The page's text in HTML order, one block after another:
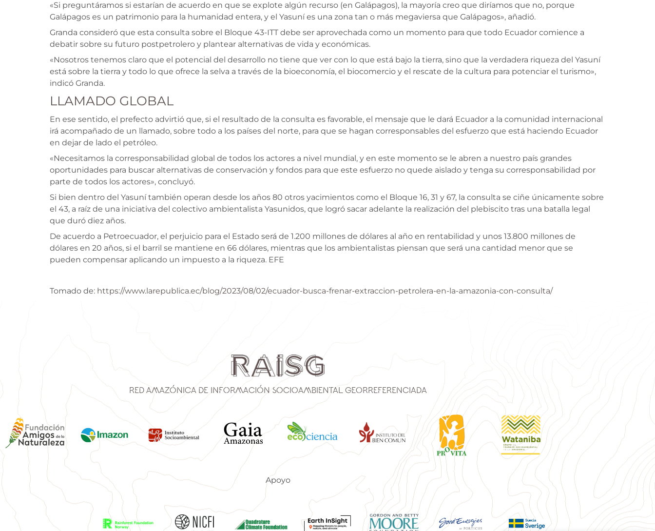
«Si preguntáramos si estarían de acuerdo en que se explote algún recurso (en Galápagos), la mayoría creo que diríamos que no, porque
Galápagos es un patrimonio para la humanidad entera, y el Yasuní es una zona tan o más megaviersa que Galápagos», añadió.
Granda consideró que esta consulta sobre el Bloque 43-ITT debe ser aprovechada como un momento para que todo Ecuador comience a
debatir sobre su futuro postpetrolero y plantear alternativas de vida y económicas.
«Nosotros tenemos claro que el potencial del desarrollo no tiene que ver con lo que está bajo la tierra, sino que la verdadera riqueza del Yasuní
está sobre la tierra y todo lo que ofrece la selva a través de la bioeconomía, el biocomercio y el rescate de la cultura para potenciar el turismo»,
indicó Granda.
LLAMADO GLOBAL
En ese sentido, el prefecto advirtió que, si el resultado de la consulta es favorable, el mensaje que le dará Ecuador a la comunidad internacional
irá acompañado de un llamado, sobre todo a los países del norte, para que se hagan corresponsables del esfuerzo que está haciendo Ecuador
en dejar de lado el petróleo.
«Necesitamos la corresponsabilidad global de todos los actores a nivel mundial, y en este momento se le abren a nuestro país grandes
oportunidades para buscar alternativas de conservación y fondos para que este esfuerzo no quede aislado y tenga su corresponsabilidad por
parte de todos los actores», concluyó.
Si bien dentro del Yasuní también operan desde los años 80 otros yacimientos como el Bloque 16, 31 y 67, la consulta se ciñe únicamente sobre
el 43, a raíz de una iniciativa del colectivo ambientalista Yasunidos, que logró sacar adelante la realización del plebiscito tras una batalla legal
que duró diez años.
De acuerdo a Petroecuador, el perjuicio para el Estado será de 1.200 millones de dólares al año en rentabilidad y unos 13.800 millones de
dólares en 20 años, si el barril se mantiene en 66 dólares, mientras que los ambientalistas piensan que será una cantidad menor que se
pueden compensar aplicando un impuesto a la riqueza. EFE
Tomado de: https://www.larepublica.ec/blog/2023/08/02/ecuador-busca-frenar-extraccion-petrolera-en-la-amazonia-con-consulta/
Red Amazónica de Información Socioambiental Georreferenciada
Apoyo